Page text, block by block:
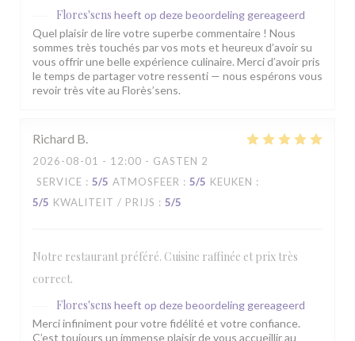
Flores'sens heeft op deze beoordeling gereageerd
Quel plaisir de lire votre superbe commentaire ! Nous
sommes très touchés par vos mots et heureux d’avoir su
vous offrir une belle expérience culinaire. Merci d’avoir pris
le temps de partager votre ressenti — nous espérons vous
revoir très vite au Florès’sens.
Richard B
2026-08-01 - 12:00 - GASTEN 2
SERVICE : 5/5 ATMOSFEER : 5/5 KEUKEN :
5/5 KWALITEIT / PRIJS : 5/5
Notre restaurant préféré. Cuisine raffinée et prix très
correct.
Flores'sens heeft op deze beoordeling gereageerd
Merci infiniment pour votre fidélité et votre confiance.
C’est toujours un immense plaisir de vous accueillir au